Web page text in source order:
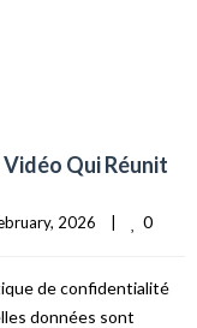
Qui Réunit
2026 0
de confidentialité
données sont